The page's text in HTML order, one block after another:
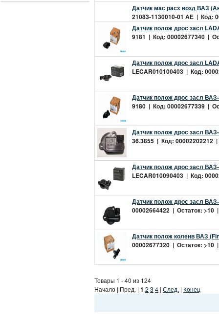
Датчик мас расх возд ВАЗ
21083-1130010-01 AE | Код:
Датчик полож дрос засл
9181 | Код: 00002677340 |
Датчик полож дрос засл
LECAR010100403 | Код:
Датчик полож дрос засл
9180 | Код: 00002677339 |
Датчик полож дрос засл
36.3855 | Код: 00002202212
Датчик полож дрос засл
LECAR010090403 | Код:
Датчик полож дрос засл
00002664422 | Остаток: >10
Датчик полож коленв ВАЗ
00002677320 | Остаток: >10
Товары 1 - 40 из 124
Начало | Пред. | 1 2 3 4 | След. | Конец